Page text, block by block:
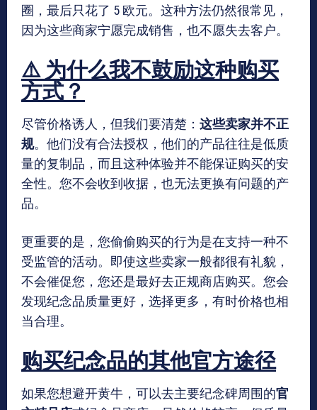
圈，最后只花了 5 欧元。这种方法仍然很常见，
因为这些商家宁愿完成销售，也不愿失去客户。
⚠️ 为什么我不鼓励这种购买
方式？
尽管价格诱人，但我们要清楚： 这些卖家并不正
规。他们没有合法授权，他们的产品往往是低质
量的复制品，而且这种体验并不能保证购买的安
全性。您不会收到收据，也无法更换有问题的产
品。
更重要的是，您偷偷购买的行为是在支持一种不
受监管的活动。即使这些卖家一般都很有礼貌，
不会催促您，您还是最好去正规商店购买。您会
发现纪念品质量更好，选择更多，有时价格也相
当合理。
购买纪念品的其他官方途径
如果您想避开黄牛，可以去主要纪念碑周围的官